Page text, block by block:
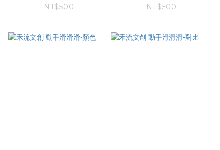
NT$500
NT$500